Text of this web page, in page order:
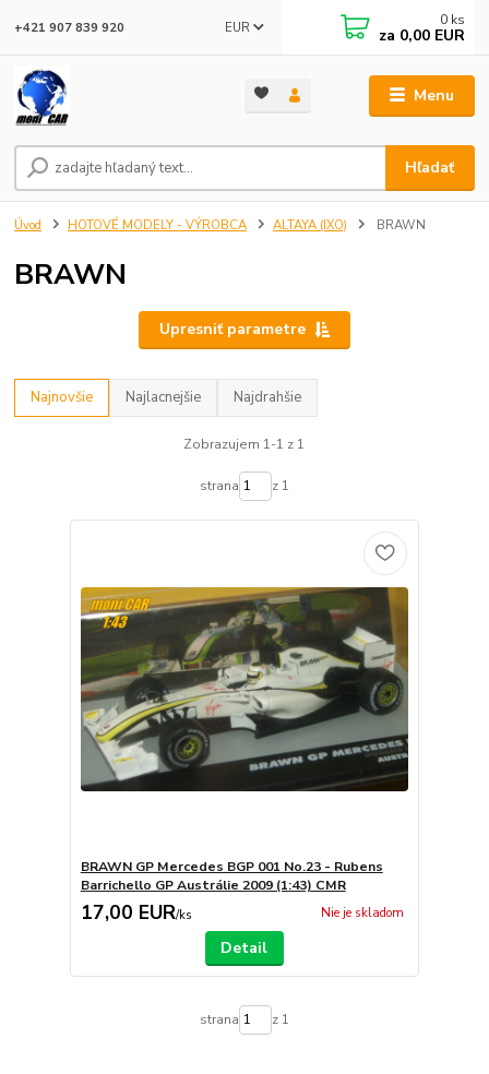
Menu
EUR
Hľadať
+421 907 839 920 0 ks
za 0,00 EUR
Úvod HOTOVÉ MODELY - VÝROBCA ALTAYA (IXO) BRAWN
BRAWN
Upresniť parametre
Najnovšie Najlacnejšie Najdrahšie
Zobrazujem 1-1 z 1
strana z 1
BRAWN GP Mercedes BGP 001 No.23 - Rubens
Barrichello GP Austrálie 2009 (1:43) CMR
17,00 EUR/ks Nie je skladom
Detail
strana z 1